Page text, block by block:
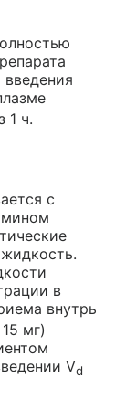
1 ч.
с
в
внутрь
мг)
Vd